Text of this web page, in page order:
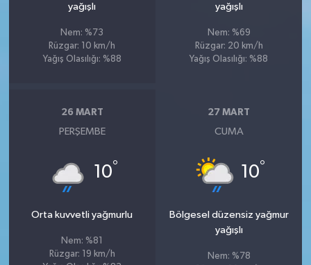
yağışlı
Nem: %73
Rüzgar: 10 km/h
Yağış Olasılığı: %88
yağışlı
Nem: %69
Rüzgar: 20 km/h
Yağış Olasılığı: %88
26 MART
PERŞEMBE
10°
Orta kuvvetli yağmurlu
Nem: %81
Rüzgar: 19 km/h
27 MART
CUMA
10°
Bölgesel düzensiz yağmur
yağışlı
Nem: %78